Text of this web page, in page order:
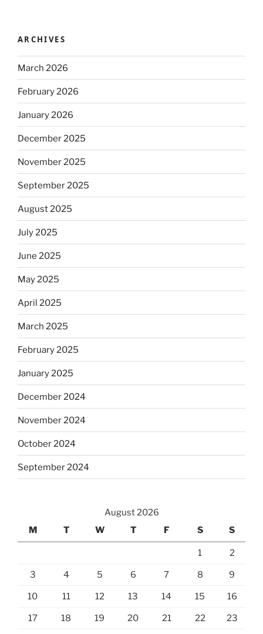
ARCHIVES
March 2026
February 2026
January 2026
December 2025
November 2025
September 2025
August 2025
July 2025
June 2025
May 2025
April 2025
March 2025
February 2025
January 2025
December 2024
November 2024
October 2024
September 2024
August 2026
M
T W T F S S
1 2
3 4 5 6 7 8 9
10 11 12 13 14 15 16
17 18 19 20 21 22 23